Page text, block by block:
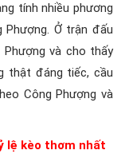
tính nhiều phương
Ở trận đấu
và cho thấy
thật đáng tiếc, cầu
Công Phượng và
lệ kèo thơm nhất